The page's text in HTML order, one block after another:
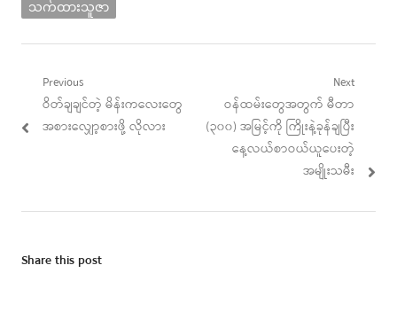
သက်ထားသူဇာ
Post
navigation
Previous
Previous
post:
ဝိတ်ချချင်တဲ့ မိန်းကလေးတွေ
အစားလျှော့စားဖို့ လိုလား
Next
Next
post:
ဝန်ထမ်းတွေအတွက် မီတာ
(၃၀၀) အမြင့်ကို ကြိုးနဲ့ခုန်ချပြီး
နေ့လယ်စာဝယ်ယူပေးတဲ့
အမျိုးသမီး
Share this post